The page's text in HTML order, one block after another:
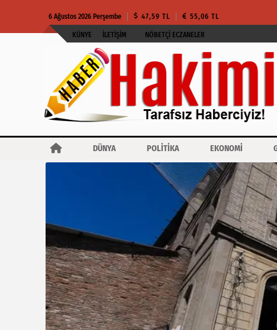
6 Ağustos 2026 Perşembe 47,59 TL 55,06 TL
KÜNYE İLETIŞIM NÖBETÇI ECZANELER
DÜNYA POLİTİKA EKONOMİ